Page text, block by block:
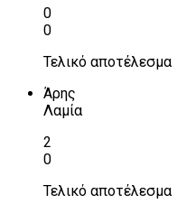
0
0
Τελικό αποτέλεσμα
Άρης
Λαμία
2
0
Τελικό αποτέλεσμα